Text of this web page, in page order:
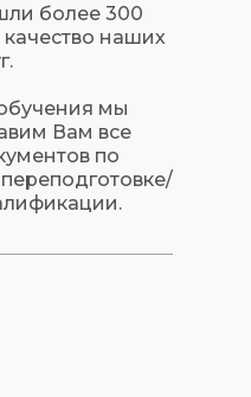
более 300
наших
мы
Вам все
по